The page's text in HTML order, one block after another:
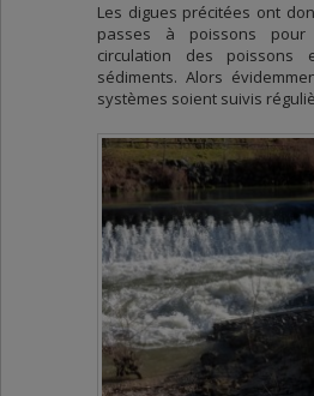
Les digues précitées ont
passes à poissons
circulation des
sédiments. Alors
systèmes soient suivis